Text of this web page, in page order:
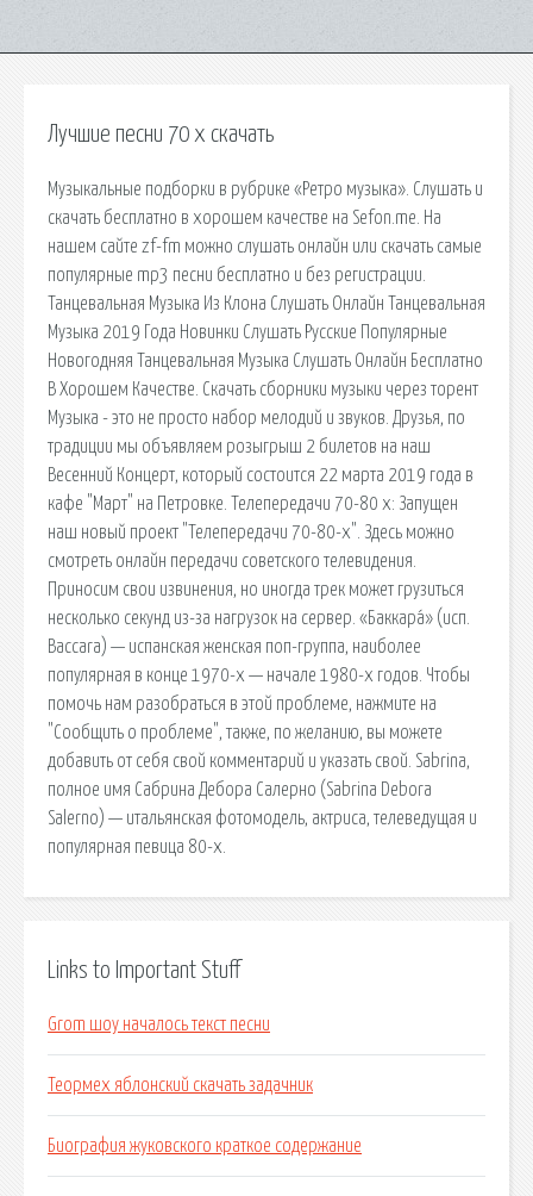
Лучшие песни 70 х скачать
Музыкальные подборки в рубрике «Ретро музыка». Слушать и
скачать бесплатно в хорошем качестве на Sefon.me. На
нашем сайте zf-fm можно слушать онлайн или скачать самые
популярные mp3 песни бесплатно и без регистрации.
Танцевальная Музыка Из Клона Слушать Онлайн Танцевальная
Музыка 2019 Года Новинки Слушать Русские Популярные
Новогодняя Танцевальная Музыка Слушать Онлайн Бесплатно
В Хорошем Качестве. Скачать сборники музыки через торент
Музыка - это не просто набор мелодий и звуков. Друзья, по
традиции мы объявляем розыгрыш 2 билетов на наш
Весенний Концерт, который состоится 22 марта 2019 года в
кафе "Март" на Петровке. Телепередачи 70-80 х: Запущен
наш новый проект "Телепередачи 70-80-х". Здесь можно
смотреть онлайн передачи советского телевидения.
Приносим свои извинения, но иногда трек может грузиться
несколько секунд из-за нагрузок на сервер. «Баккара́» (исп.
Baccara) — испанская женская поп-группа, наиболее
популярная в конце 1970-х — начале 1980-х годов. Чтобы
помочь нам разобраться в этой проблеме, нажмите на
"Сообщить о проблеме", также, по желанию, вы можете
добавить от себя свой комментарий и указать свой. Sabrina,
полное имя Сабрина Дебора Салерно (Sabrina Debora
Salerno) — итальянская фотомодель, актриса, телеведущая и
популярная певица 80-х.
Links to Important Stuff
Grom шоу началось текст песни
Теормех яблонский скачать задачник
Биография жуковского краткое содержание